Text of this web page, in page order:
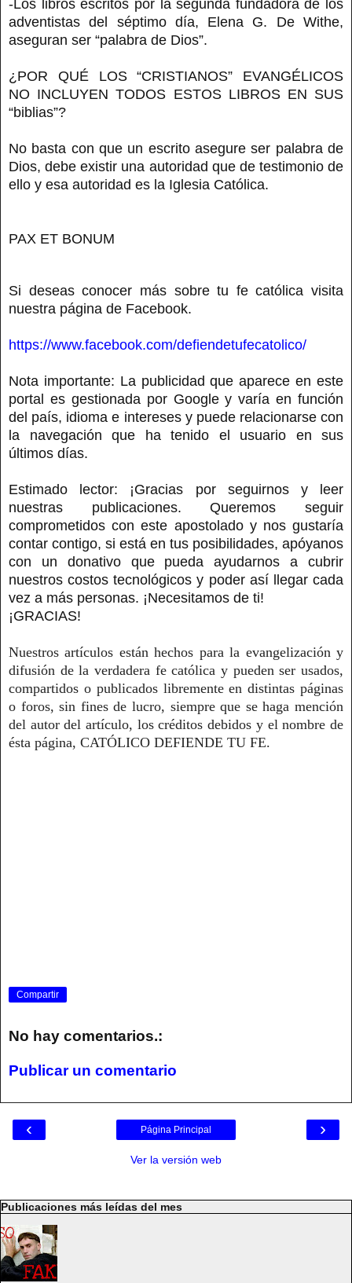
-Los libros escritos por la segunda fundadora de los
adventistas del séptimo día, Elena G. De Withe,
aseguran ser “palabra de Dios”.
¿POR QUÉ LOS “CRISTIANOS” EVANGÉLICOS
NO INCLUYEN TODOS ESTOS LIBROS EN SUS
“biblias”?
No basta con que un escrito asegure ser palabra de
Dios, debe existir una autoridad que de testimonio de
ello y esa autoridad es la Iglesia Católica.
PAX ET BONUM
Si deseas conocer más sobre tu fe católica visita
nuestra página de Facebook.
https://www.facebook.com/defiendetufecatolico/
Nota importante: La publicidad que aparece en este
portal es gestionada por Google y varía en función
del país, idioma e intereses y puede relacionarse con
la navegación que ha tenido el usuario en sus
últimos días.
Estimado lector: ¡Gracias por seguirnos y leer
nuestras publicaciones. Queremos seguir
comprometidos con este apostolado y nos gustaría
contar contigo, si está en tus posibilidades, apóyanos
con un donativo que pueda ayudarnos a cubrir
nuestros costos tecnológicos y poder así llegar cada
vez a más personas. ¡Necesitamos de ti!
¡GRACIAS!
Nuestros artículos están hechos para la evangelización y
difusión de la verdadera fe católica y pueden ser usados,
compartidos o publicados libremente en distintas páginas
o foros, sin fines de lucro, siempre que se haga mención
del autor del artículo, los créditos debidos y el nombre de
ésta página, CATÓLICO DEFIENDE TU FE.
Compartir
No hay comentarios.:
Publicar un comentario
‹ ›
Página Principal
Ver la versión web
Publicaciones más leídas del mes